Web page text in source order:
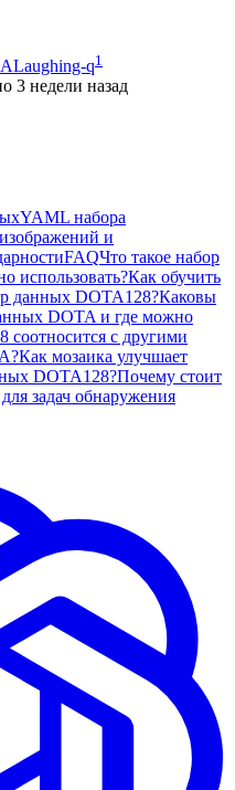
Laughing-q1
3 недели назад
YAML набора
и
FAQЧто такое набор
использовать?Как обучить
данных DOTA128?Каковы
DOTA и где можно
соотносится с другими
Как мозаика улучшает
DOTA128?Почему стоит
задач обнаружения